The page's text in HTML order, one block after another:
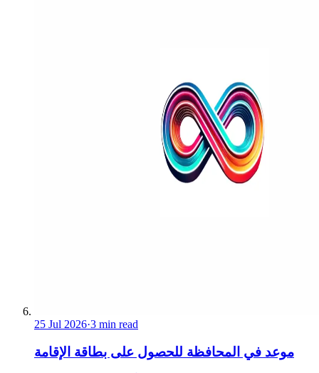
25 Jul 2026·3 min read
موعد في المحافظة للحصول على بطاقة الإقامة